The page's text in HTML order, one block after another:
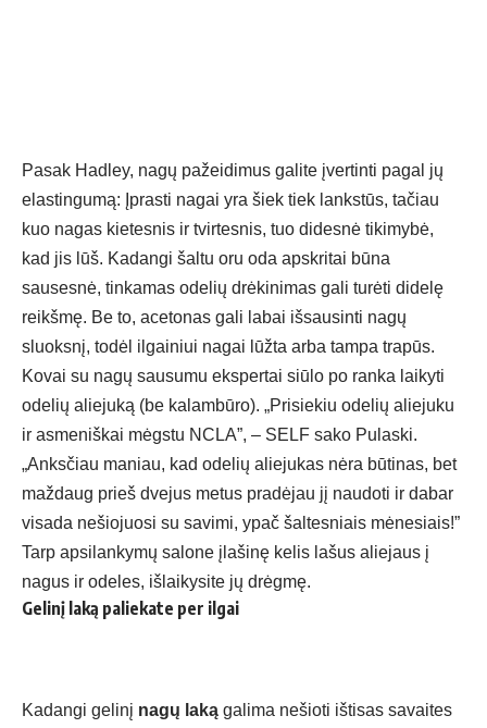
Pasak Hadley, nagų pažeidimus galite įvertinti pagal jų
elastingumą: Įprasti nagai yra šiek tiek lankstūs, tačiau
kuo nagas kietesnis ir tvirtesnis, tuo didesnė tikimybė,
kad jis lūš. Kadangi šaltu oru oda apskritai būna
sausesnė, tinkamas odelių drėkinimas gali turėti didelę
reikšmę. Be to, acetonas gali labai išsausinti nagų
sluoksnį, todėl ilgainiui nagai lūžta arba tampa trapūs.
Kovai su nagų sausumu ekspertai siūlo po ranka laikyti
odelių aliejuką (be kalambūro). „Prisiekiu odelių aliejuku
ir asmeniškai mėgstu NCLA”, – SELF sako Pulaski.
„Anksčiau maniau, kad odelių aliejukas nėra būtinas, bet
maždaug prieš dvejus metus pradėjau jį naudoti ir dabar
visada nešiojuosi su savimi, ypač šaltesniais mėnesiais!”
Tarp apsilankymų salone įlašinę kelis lašus aliejaus į
nagus ir odeles, išlaikysite jų drėgmę.
Gelinį laką paliekate per ilgai
Kadangi gelinį nagų laką galima nešioti ištisas savaites